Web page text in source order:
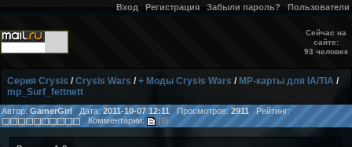
Вход Регистрация Забыли пароль? Пользователи
Сейчас на
сайте:
93 человек
Серия Crysis /Crysis Wars /+ Моды Crysis Wars / MP-карты для IA/TIA /
mp_Surf_fettnett
Автор: GamerGirlДата:2011-10-07 12:11 Просмотров:2911 Рейтинг:
Комментарии:
(0)